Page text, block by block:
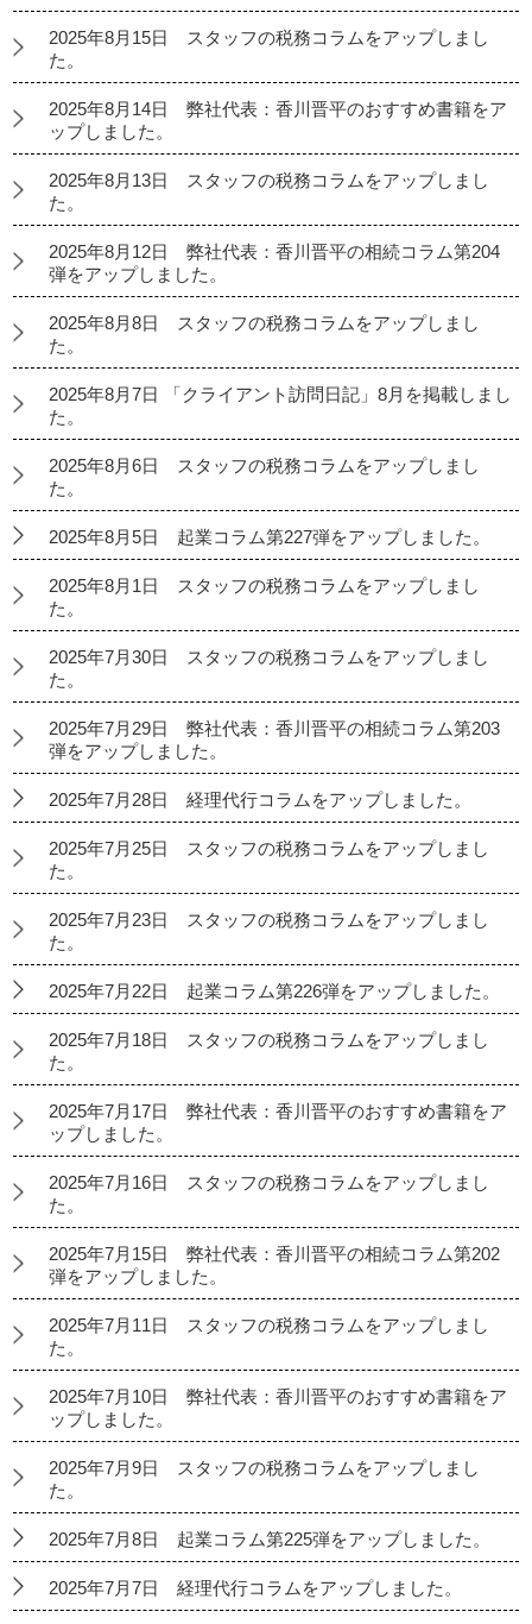
2025年8月15日 スタッフの税務コラムをアップしまし
た。
2025年8月14日 弊社代表：香川晋平のおすすめ書籍をア
ップしました。
2025年8月13日 スタッフの税務コラムをアップしまし
た。
2025年8月12日 弊社代表：香川晋平の相続コラム第204
弾をアップしました。
2025年8月8日 スタッフの税務コラムをアップしまし
た。
2025年8月7日 「クライアント訪問日記」8月を掲載しまし
た。
2025年8月6日 スタッフの税務コラムをアップしまし
た。
2025年8月5日 起業コラム第227弾をアップしました。
2025年8月1日 スタッフの税務コラムをアップしまし
た。
2025年7月30日 スタッフの税務コラムをアップしまし
た。
2025年7月29日 弊社代表：香川晋平の相続コラム第203
弾をアップしました。
2025年7月28日 経理代行コラムをアップしました。
2025年7月25日 スタッフの税務コラムをアップしまし
た。
2025年7月23日 スタッフの税務コラムをアップしまし
た。
2025年7月22日 起業コラム第226弾をアップしました。
2025年7月18日 スタッフの税務コラムをアップしまし
た。
2025年7月17日 弊社代表：香川晋平のおすすめ書籍をア
ップしました。
2025年7月16日 スタッフの税務コラムをアップしまし
た。
2025年7月15日 弊社代表：香川晋平の相続コラム第202
弾をアップしました。
2025年7月11日 スタッフの税務コラムをアップしまし
た。
2025年7月10日 弊社代表：香川晋平のおすすめ書籍をア
ップしました。
2025年7月9日 スタッフの税務コラムをアップしまし
た。
2025年7月8日 起業コラム第225弾をアップしました。
2025年7月7日 経理代行コラムをアップしました。